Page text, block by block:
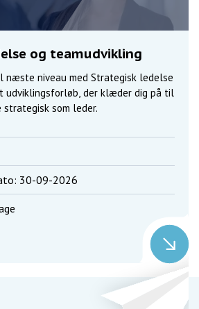
og teamudvikling
næste niveau med Strategisk ledelse
udviklingsforløb, der klæder dig på til
som leder.
30-09-2026